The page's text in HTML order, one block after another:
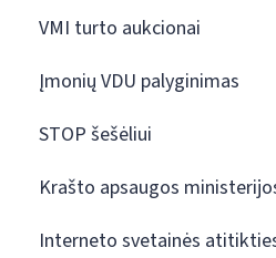
VMI turto aukcionai
Įmonių VDU palyginimas
STOP šešėliui
Krašto apsaugos
Interneto svetainės